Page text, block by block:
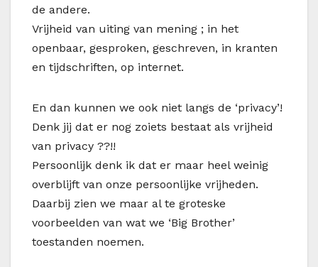
de andere.
Vrijheid van uiting van mening ; in het
openbaar, gesproken, geschreven, in kranten
en tijdschriften, op internet.
En dan kunnen we ook niet langs de ‘privacy’!
Denk jij dat er nog zoiets bestaat als vrijheid
van privacy ??!!
Persoonlijk denk ik dat er maar heel weinig
overblijft van onze persoonlijke vrijheden.
Daarbij zien we maar al te groteske
voorbeelden van wat we ‘Big Brother’
toestanden noemen.